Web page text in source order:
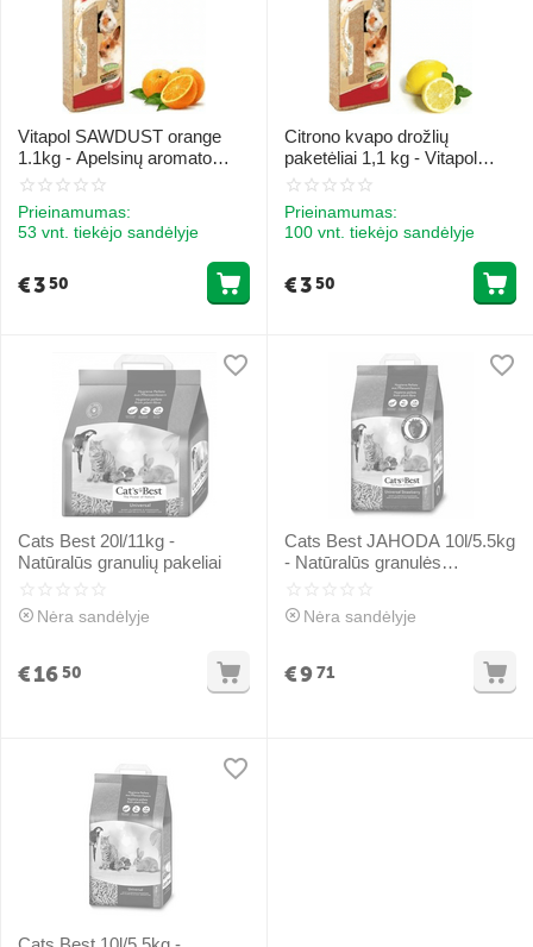
Vitapol SAWDUST orange
1.1kg - Apelsinų aromato
grandinėlių gėrybės narikams
Prieinamumas:
53 vnt. tiekėjo sandėlyje
€350
Citrono kvapo drožlių
paketėliai 1,1 kg - Vitapol
SAWDUST lemon
Prieinamumas:
100 vnt. tiekėjo sandėlyje
€350
Cats Best 20l/11kg -
Natūralūs granulių pakeliai
Nėra sandėlyje
€1650
Cats Best JAHODA 10l/5.5kg
- Natūralūs granulės
gyvūnams
Nėra sandėlyje
€971